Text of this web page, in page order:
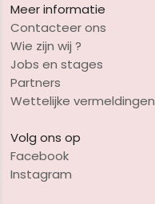
Meer informatie
Contacteer ons
Wie zijn wij ?
Jobs en stages
Partners
Wettelijke vermeldingen
Volg ons op
Facebook
Instagram